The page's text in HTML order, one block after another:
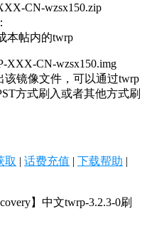
CN-wzsx150.zip
本帖内的twrp
XXX-CN-wzsx150.img
该镜像文件，可以通过twrp
方式刷入或者其他方式刷
取 | 话费充值 | 下载帮助 |
】中文twrp-3.2.3-0刷